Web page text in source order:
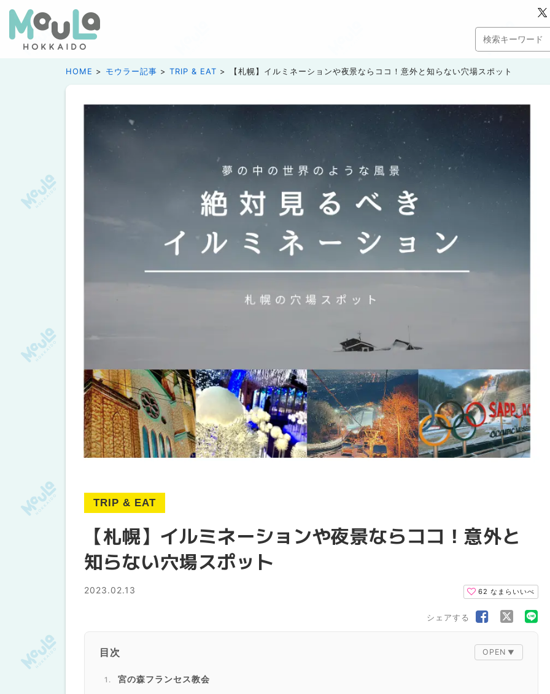
HOME モウラー記事 TRIP & EAT 【札幌】イルミネーションや夜景ならココ！意外と知らない穴場スポット
TRIP & EAT
【札幌】イルミネーションや夜景ならココ！意外と
知らない穴場スポット
2023.02.13 62 なまらいいべ
シェアする
目次
宮の森フランセス教会